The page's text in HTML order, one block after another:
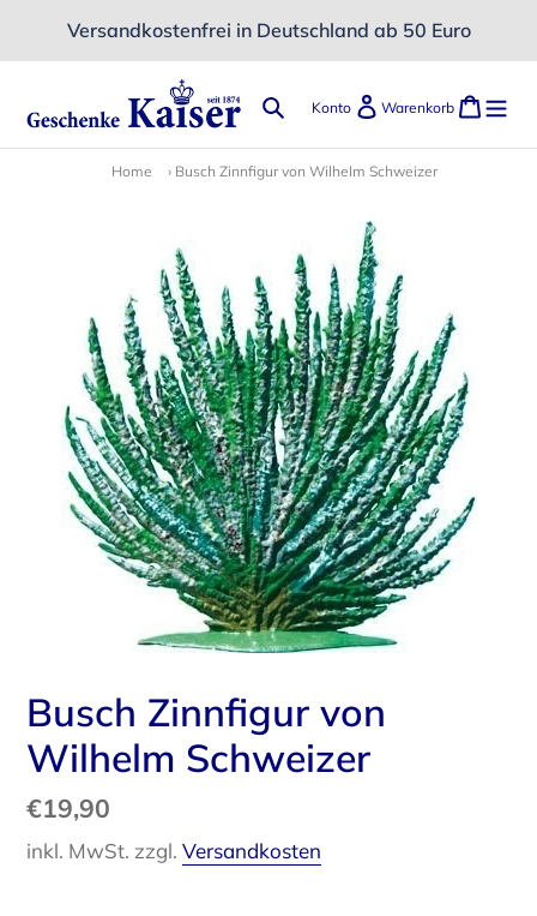
Versandkostenfrei in Deutschland ab 50 Euro
Suchen
Konto Einloggen
Warenkorb
Home › Busch Zinnfigur von Wilhelm Schweizer
Busch Zinnfigur von
Wilhelm Schweizer
Normaler
Preis
€19,90
inkl. MwSt. zzgl. Versandkosten